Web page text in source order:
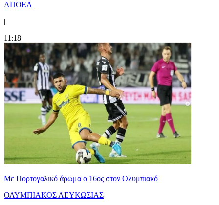
ΑΠΟΕΛ
|
11:18
Με Πορτογαλικό άρωμα ο 16ος στον Ολυμπιακό
ΟΛΥΜΠΙΑΚΟΣ ΛΕΥΚΩΣΙΑΣ